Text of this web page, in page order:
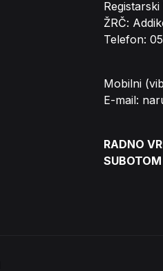
ŽRČ:
Telefon:
Mobilni
E-mail:
RADNO